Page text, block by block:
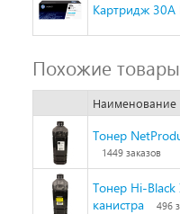
Картридж 30A
Похожие товары
Наименование
Тонер
1449 заказов
Тонер Hi-Black
канистра
496